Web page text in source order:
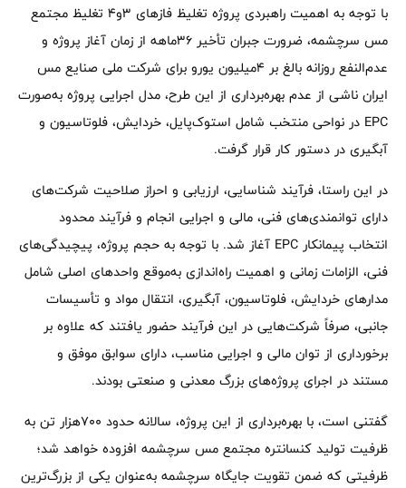
با توجه به اهمیت راهبردی پروژه تغلیظ فازهای ۳و۴ تغلیظ مجتمع
مس سرچشمه، ضرورت جبران تأخیر ۳۶ماهه از زمان آغاز پروژه و
عدم‌النفع روزانه بالغ بر ۴میلیون یورو برای شرکت ملی صنایع مس
ایران ناشی از عدم بهره‌برداری از این طرح، مدل اجرایی پروژه به‌صورت
EPC در نواحی منتخب شامل استوک‌پایل، خردایش، فلوتاسیون و
آبگیری در دستور کار قرار گرفت.
در این راستا، فرآیند شناسایی، ارزیابی و احراز صلاحیت شرکت‌های
دارای توانمندی‌های فنی، مالی و اجرایی انجام و فرآیند محدود
انتخاب پیمانکار EPC آغاز شد. با توجه به حجم پروژه، پیچیدگی‌های
فنی، الزامات زمانی و اهمیت راه‌اندازی به‌موقع واحدهای اصلی شامل
مدارهای خردایش، فلوتاسیون، آبگیری، انتقال مواد و تأسیسات
جانبی، صرفاً شرکت‌هایی در این فرآیند حضور یافتند که علاوه بر
برخورداری از توان مالی و اجرایی مناسب، دارای سوابق موفق و
مستند در اجرای پروژه‌های بزرگ معدنی و صنعتی بودند.
گفتنی است، با بهره‌برداری از این پروژه، سالانه حدود ۷۰۰هزار تن به
ظرفیت تولید کنسانتره مجتمع مس سرچشمه افزوده خواهد شد؛
ظرفیتی که ضمن تقویت جایگاه سرچشمه به‌عنوان یکی از بزرگ‌ترین